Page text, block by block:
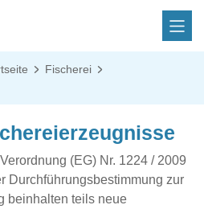
Fischerei
(EG) Nr. 1224 / 2009
Durchführungsbestimmung zur
beinhalten teils neue